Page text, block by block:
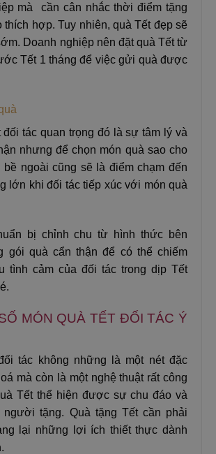
mà cần cân nhắc thời điểm tặng
thích hợp. Tuy nhiên, quà Tết đẹp sẽ
Doanh nghiệp nên đặt quà Tết từ
Tết 1 tháng để việc gửi quà được
đối tác quan trọng đó là sự tâm lý và
nhưng để chọn món quà sao cho
ngoài cũng sẽ là điểm chạm đến
lớn khi đối tác tiếp xúc với món quà
bị chỉnh chu từ hình thức bên
gói quà cẩn thận để có thể chiếm
tình cảm của đối tác trong dịp Tết
MÓN QUÀ TẾT ĐỐI TÁC Ý
tác không những là một nét đặc
mà còn là một nghệ thuật rất công
Tết thể hiện được sự chu đáo và
người tặng. Quà tặng Tết cần phải
lại những lợi ích thiết thực dành